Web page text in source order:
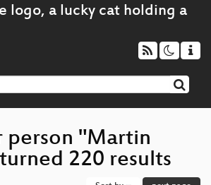
person "Martin
220 results